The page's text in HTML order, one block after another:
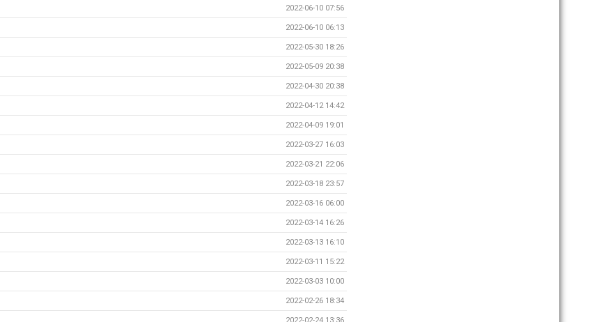
2022-06-10 07:56
2022-06-10 06:13
2022-05-30 18:26
2022-05-09 20:38
2022-04-30 20:38
2022-04-12 14:42
2022-04-09 19:01
2022-03-27 16:03
2022-03-21 22:06
2022-03-18 23:57
2022-03-16 06:00
2022-03-14 16:26
2022-03-13 16:10
2022-03-11 15:22
2022-03-03 10:00
2022-02-26 18:34